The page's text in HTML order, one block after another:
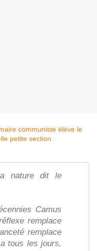
nature dit le
Camus
remplace
remplace
tous les jours,